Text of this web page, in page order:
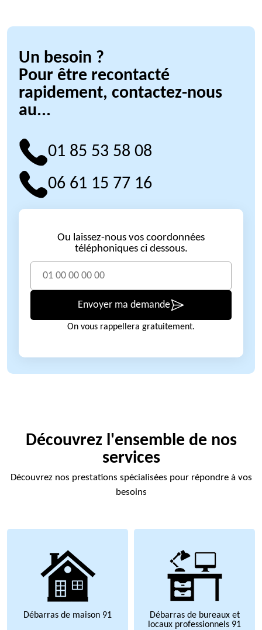
Un besoin ?
Pour être recontacté
rapidement, contactez-nous
au...
01 85 53 58 08
06 61 15 77 16
Ou laissez-nous vos coordonnées
téléphoniques ci dessous.
Envoyer ma demande
On vous rappellera gratuitement.
Découvrez l'ensemble de nos
services
Découvrez nos prestations spécialisées pour répondre à vos
besoins
Débarras de maison 91
Débarras de bureaux et
locaux professionnels 91